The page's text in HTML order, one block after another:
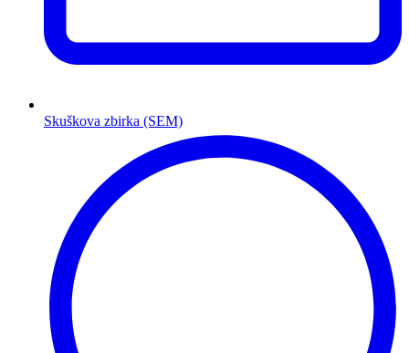
Skuškova zbirka (SEM)